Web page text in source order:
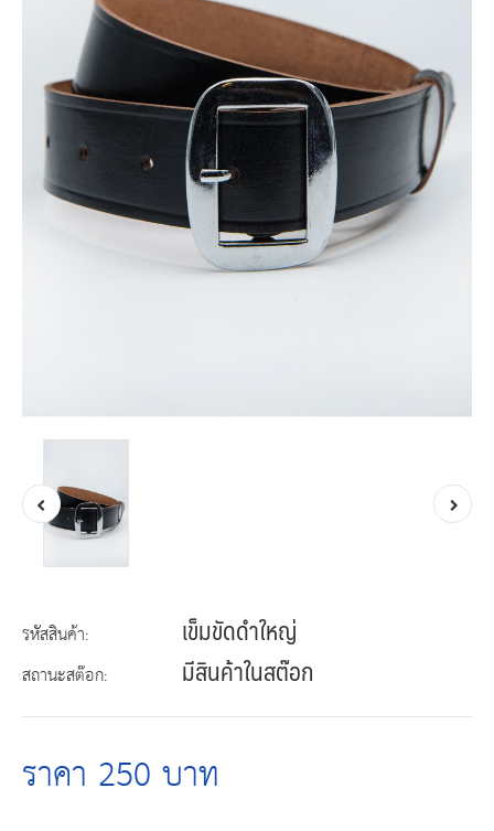
รหัสสินค้า: เข็มขัดดำใหญ่
สถานะสต๊อก: มีสินค้าในสต๊อก
ราคา 250 บาท